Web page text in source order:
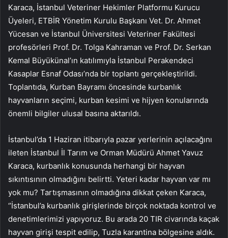
Karaca, İstanbul Veteriner Hekimler Platformu Kurucu
Üyeleri, ETBİR Yönetim Kurulu Başkanı Vet. Dr. Ahmet
Yücesan ve İstanbul Üniversitesi Veteriner Fakültesi
profesörleri Prof. Dr. Tolga Kahraman ve Prof. Dr. Serkan
Kemal Büyükünal’ın katılımıyla İstanbul Perakendeci
Kasaplar Esnaf Odası’nda bir toplantı gerçekleştirildi.
Toplantıda, Kurban Bayramı öncesinde kurbanlık
hayvanların seçimi, kurban kesimi ve hijyen konularında
önemli bilgiler ulusal basına aktarıldı.
İstanbul’da 1 Haziran itibarıyla pazar yerlerinin açılacağını
ileten İstanbul İl Tarım ve Orman Müdürü Ahmet Yavuz
Karaca, kurbanlık konusunda herhangi bir hayvan
sıkıntısının olmadığını belirtti. Yeteri kadar hayvan var mı
yok mu? Tartışmasının olmadığına dikkat çeken Karaca,
‘’İstanbul’a kurbanlık girişlerinde birçok noktada kontrol ve
denetimlerimizi yapıyoruz. Bu arada 20 TIR civarında kaçak
hayvan girişi tespit edilip, Tuzla karantina bölgesine aldık.